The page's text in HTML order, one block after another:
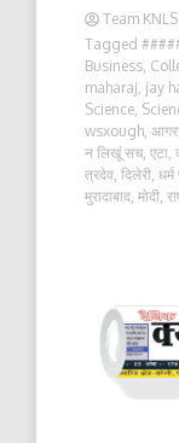
Team
Tagged
Business,
maharaj, jay
Science,
wsxough,
न लिखूं सच, एटा,
त्रदेव, दिलेरी, धर्म
मुरादाबाद, मोदी,